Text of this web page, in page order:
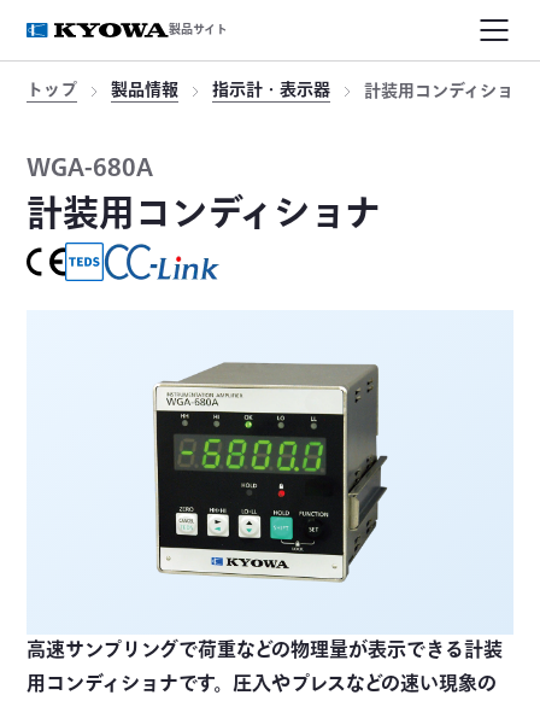
製品サイト
トップ 製品情報 指示計・表示器 計装用コンディショナ
WGA-680A
計装用コンディショナ
高速サンプリングで荷重などの物理量が表示できる計装
用コンディショナです。圧入やプレスなどの速い現象の